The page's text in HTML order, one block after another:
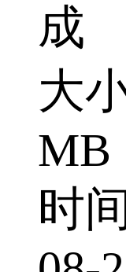
成
大
MB
时